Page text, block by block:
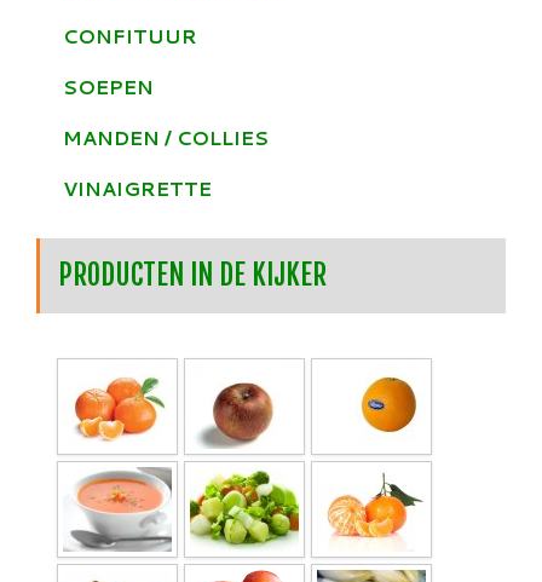
CONFITUUR
SOEPEN
MANDEN / COLLIES
VINAIGRETTE
PRODUCTEN IN DE KIJKER